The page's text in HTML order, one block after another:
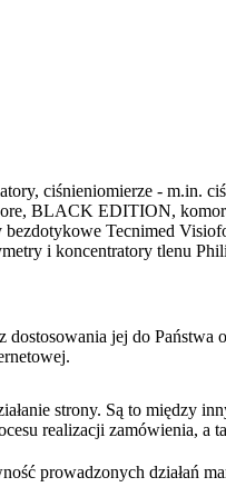
ciśnieniomierze -
BLACK EDITION,
Tecnimed
i koncentratory tlenu
dostosowania jej do
strony. Są to
realizacji zamówienia,
prowadzonych działań